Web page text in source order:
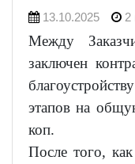
13.10.2025 2
Между
заключен
этапов на
коп.
После того,